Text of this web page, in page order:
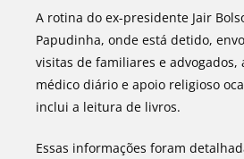
A rotina do ex-presidente Jair
Papudinha, onde está detido,
visitas de familiares e
médico diário e apoio religioso
inclui a leitura de livros.
Essas informações foram